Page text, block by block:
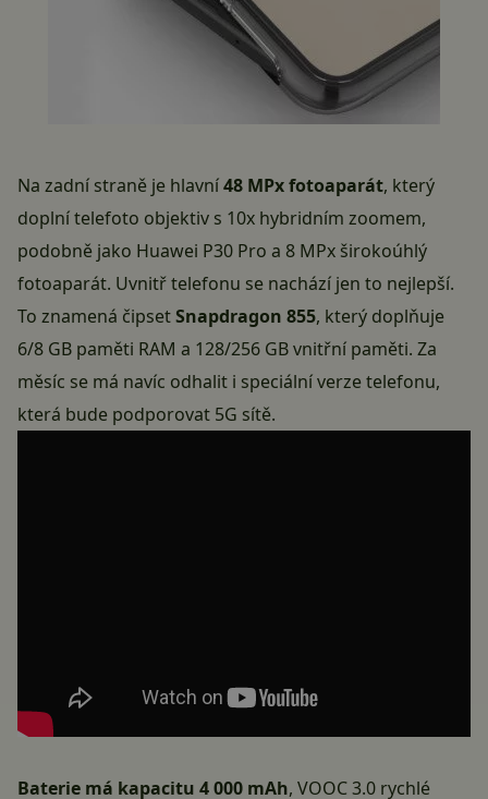
Na zadní straně je hlavní48 MPx fotoaparát, který
doplní telefoto objektiv s 10x hybridním zoomem,
podobně jako Huawei P30 Pro a 8 MPx širokoúhlý
fotoaparát. Uvnitř telefonu se nachází jen to nejlepší.
To znamená čipsetSnapdragon 855, který doplňuje
6/8 GB paměti RAM a 128/256 GB vnitřní paměti. Za
měsíc se má navíc odhalit i speciální verze telefonu,
která bude podporovat 5G sítě.
Baterie má kapacitu 4 000 mAh, VOOC 3.0 rychlé